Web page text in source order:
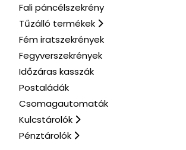
Fali páncélszekrény
Tűzálló termékek
Fém iratszekrények
Fegyverszekrények
Időzáras kasszák
Postaládák
Csomagautomaták
Kulcstárolók
Pénztárolók